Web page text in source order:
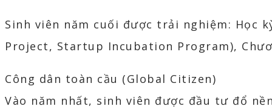
Sinh viên năm cuối được trải nghiệm: Học
Project, Startup Incubation Program),
Công dân toàn cầu (Global Citizen)
Vào năm nhất, sinh viên được đầu tư đổ